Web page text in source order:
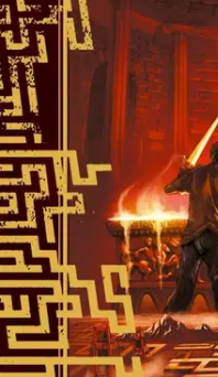
Tuotekuvaus
Merenjumalan poika
Kronosta vastaan. Kun Percy
yliluonnollisia kykyjä
leadereiksi tekeytyneitä
Percy ei voi kuin jättää
savuavat rauniot. Percy
Daidaloksen
Adrianen langan.Vain sen
kulkea eksymättä ja
hukattavana - lanka on
Kronoksen liittolaiset
armeijoitaan.